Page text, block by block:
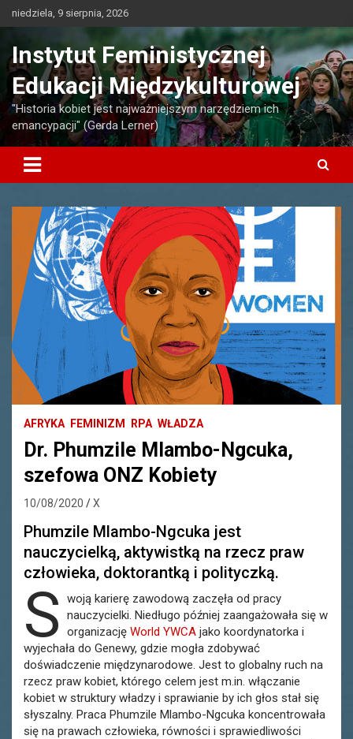
Skip
to
niedziela, 9 sierpnia, 2026
Instytut Feministycznej
Edukacji Międzykulturowej
"Historia kobiet jest najważniejszym narzędziem ich
emancypacji" (Gerda Lerner)
AFRYKA FEMINIZM RPA WŁADZA
Dr. Phumzile Mlambo-Ngcuka,
szefowa ONZ Kobiety
10/08/2020 X
Phumzile Mlambo-Ngcuka jest
nauczycielką, aktywistką na rzecz praw
człowieka, doktorantką i polityczką.
S
woją karierę zawodową zaczęła od pracy
nauczycielki. Niedługo później zaangażowała się w
organizację World YWCAjako koordynatorka i
wyjechała do Genewy, gdzie mogła zdobywać
doświadczenie międzynarodowe. Jest to globalny ruch na
rzecz praw kobiet, którego celem jest m.in. włączanie
kobiet w struktury władzy i sprawianie by ich głos stał się
słyszalny. Praca Phumzile Mlambo-Ngcuka koncentrowała
się na prawach człowieka, równości i sprawiedliwości